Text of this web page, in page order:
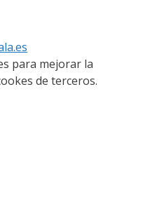
para mejorar la
de terceros.